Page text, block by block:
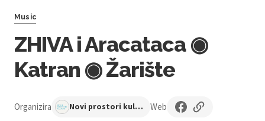
Music
ZHIVA i Aracataca ◉
Katran ◉ Žarište
Organizira Novi prostori kulture Web